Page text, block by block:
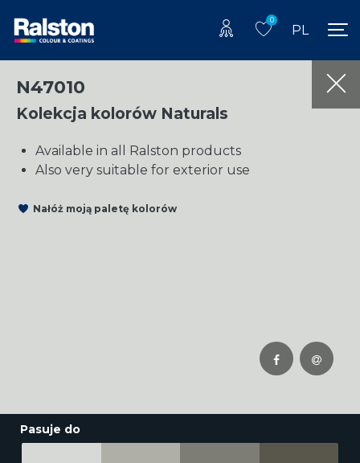
0
PL
N47010
Kolekcja kolorów Naturals
Available in all Ralston products
Also very suitable for exterior use
Nałóż moją paletę kolorów
Pasuje do